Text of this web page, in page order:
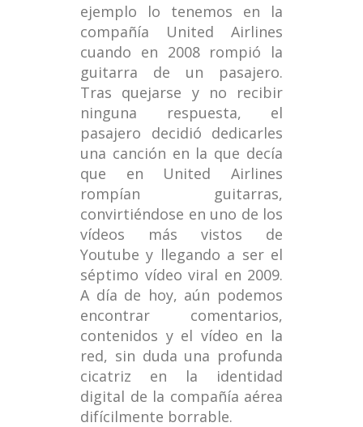
ejemplo lo tenemos en la
compañía United Airlines
cuando en 2008 rompió la
guitarra de un pasajero.
Tras quejarse y no recibir
ninguna respuesta, el
pasajero decidió dedicarles
una canción en la que decía
que en United Airlines
rompían guitarras,
convirtiéndose en uno de los
vídeos más vistos de
Youtube y llegando a ser el
séptimo vídeo viral en 2009.
A día de hoy, aún podemos
encontrar comentarios,
contenidos y el vídeo en la
red, sin duda una profunda
cicatriz en la identidad
digital de la compañía aérea
difícilmente borrable.